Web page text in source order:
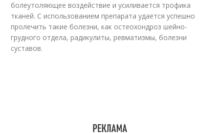
болеутоляющее воздействие и усиливается трофика
тканей. С использованием препарата удается успешно
пролечить такие болезни, как остеохондроз шейно-
грудного отдела, радикулиты, ревматизмы, болезни
суставов.